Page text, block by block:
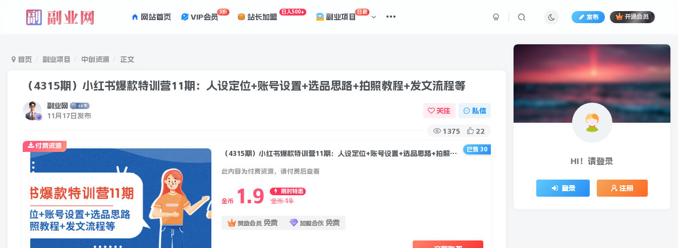
网站首页 VIP会员
3折
站长加盟
日入500+
副业项目
日更
发布 开通会员
首页 副业项目 中创资源 正文
（4315期）小红书爆款特训营11期：人设定位+账号设置+选品思路+拍照教程+发文流程等
副业网
11月17日发布
关注 私信
1375 22
（4315期）小红书爆款特训营11期：人设定位+账号设置+选品思路+拍照教程+发文流程等
此内容为付费资源，请付费后查看
金币 1.9
限时特惠
金币 19
赞助会员 免费 加盟合伙 免费
付费资源
已售 30
HI！请登录
登录 注册